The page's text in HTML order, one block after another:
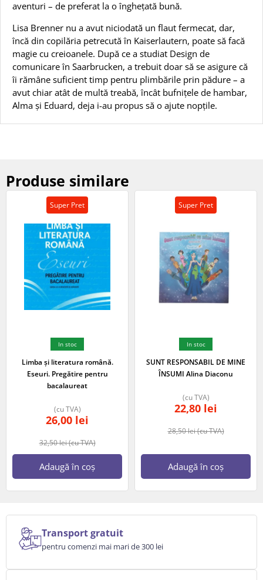
aventuri – de preferat la o înghețată bună.
Lisa Brenner nu a avut niciodată un flaut fermecat, dar,
încă din copilăria petrecută în Kaiserlautern, poate să facă
magie cu creioanele. După ce a studiat Design de
comunicare în Saarbrucken, a trebuit doar să se asigure că
îi rămâne suficient timp pentru plimbările prin pădure – a
avut chiar atât de multă treabă, încât bufnițele de hambar,
Alma și Eduard, deja i-au propus să o ajute nopțile.
Produse similare
Super Pret
In stoc
Limba și literatura română.
Eseuri. Pregătire pentru
bacalaureat
32,50lei(cu TVA)
26,00 lei
(cu TVA)
Adaugă în coș
Super Pret
In stoc
SUNT RESPONSABIL DE MINE
ÎNSUMI Alina Diaconu
28,50lei(cu TVA)
22,80 lei
(cu TVA)
Adaugă în coș
Transport gratuit
pentru comenzi mai mari de 300 lei